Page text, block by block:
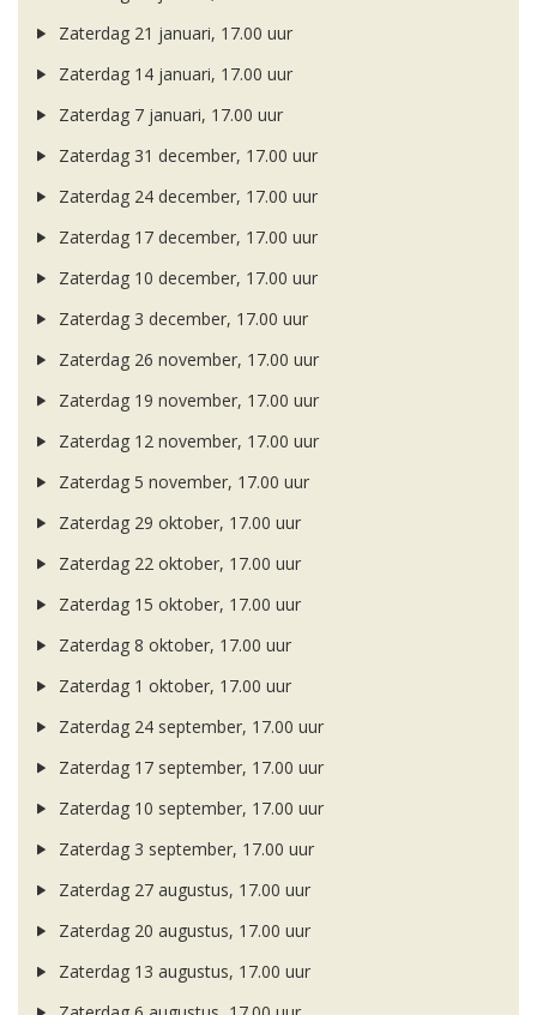
Zaterdag 21 januari, 17.00 uur
Zaterdag 14 januari, 17.00 uur
Zaterdag 7 januari, 17.00 uur
Zaterdag 31 december, 17.00 uur
Zaterdag 24 december, 17.00 uur
Zaterdag 17 december, 17.00 uur
Zaterdag 10 december, 17.00 uur
Zaterdag 3 december, 17.00 uur
Zaterdag 26 november, 17.00 uur
Zaterdag 19 november, 17.00 uur
Zaterdag 12 november, 17.00 uur
Zaterdag 5 november, 17.00 uur
Zaterdag 29 oktober, 17.00 uur
Zaterdag 22 oktober, 17.00 uur
Zaterdag 15 oktober, 17.00 uur
Zaterdag 8 oktober, 17.00 uur
Zaterdag 1 oktober, 17.00 uur
Zaterdag 24 september, 17.00 uur
Zaterdag 17 september, 17.00 uur
Zaterdag 10 september, 17.00 uur
Zaterdag 3 september, 17.00 uur
Zaterdag 27 augustus, 17.00 uur
Zaterdag 20 augustus, 17.00 uur
Zaterdag 13 augustus, 17.00 uur